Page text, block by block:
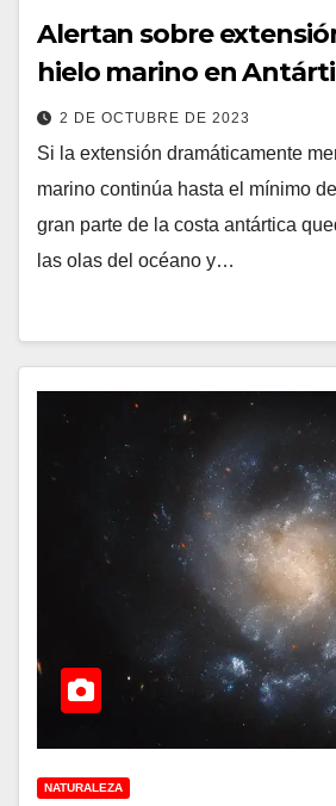
Alertan sobre
hielo marino en
2 DE OCTUBRE DE 2023
Si la extensión dramáticamente
marino continúa hasta el mínimo
gran parte de la costa antártica
las olas del océano y…
NATURALEZA